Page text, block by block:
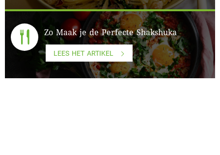
Zo Maak je de Perfecte Shakshuka
LEES HET ARTIKEL